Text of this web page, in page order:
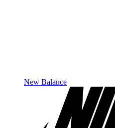
New Balance